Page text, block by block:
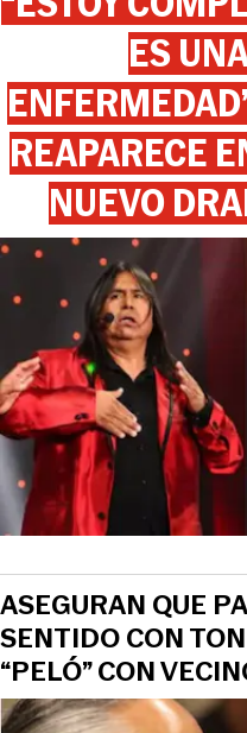
ES
REAPARECE
NUEVO
ASEGURAN QUE
SENTIDO CON
“PELÓ” CON